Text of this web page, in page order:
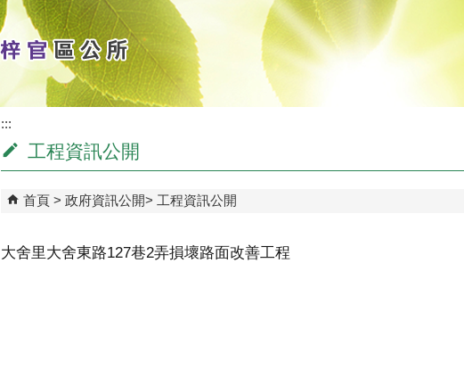
:::
工程資訊公開
首頁 政府資訊公開 工程資訊公開
大舍里大舍東路127巷2弄損壞路面改善工程